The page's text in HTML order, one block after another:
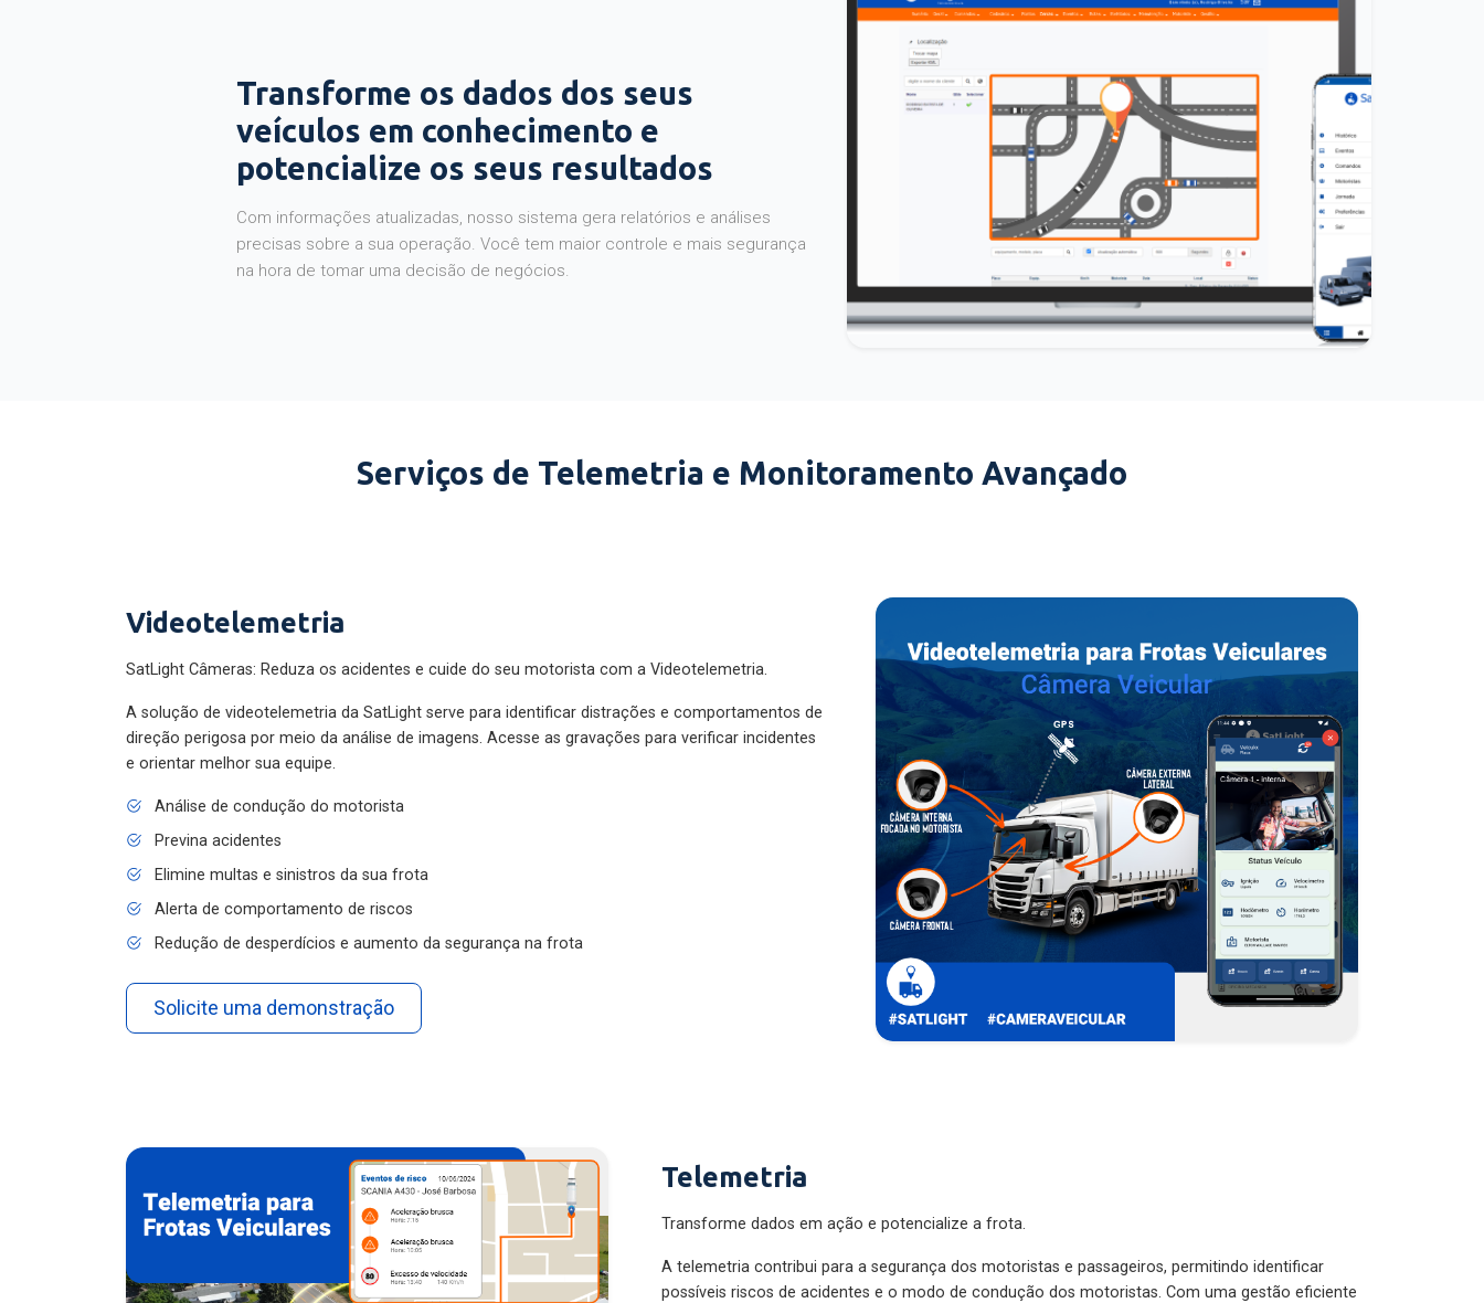
Transforme os dados dos seus
veículos em conhecimento e
potencialize os seus resultados
Com informações atualizadas, nosso sistema gera relatórios e análises
precisas sobre a sua operação. Você tem maior controle e mais segurança
na hora de tomar uma decisão de negócios.
Serviços de Telemetria e Monitoramento Avançado
Videotelemetria
SatLight Câmeras: Reduza os acidentes e cuide do seu motorista com a Videotelemetria.
A solução de videotelemetria da SatLight serve para identificar distrações e comportamentos de
direção perigosa por meio da análise de imagens. Acesse as gravações para verificar incidentes
e orientar melhor sua equipe.
Análise de condução do motorista
Previna acidentes
Elimine multas e sinistros da sua frota
Alerta de comportamento de riscos
Redução de desperdícios e aumento da segurança na frota
Solicite uma demonstração
Telemetria
Transforme dados em ação e potencialize a frota.
A telemetria contribui para a segurança dos motoristas e passageiros, permitindo identificar
possíveis riscos de acidentes e o modo de condução dos motoristas. Com uma gestão eficiente